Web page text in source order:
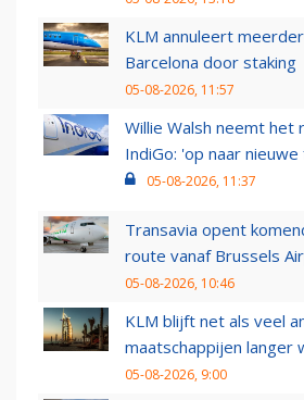
KLM annuleert
Barcelona door staking
05-08-2026, 11:57
Willie Walsh neemt het
IndiGo: 'op naar
05-08-2026, 11:37
Transavia opent
route vanaf Brussels
05-08-2026, 10:46
KLM blijft net als veel
maatschappijen langer
05-08-2026, 9:00